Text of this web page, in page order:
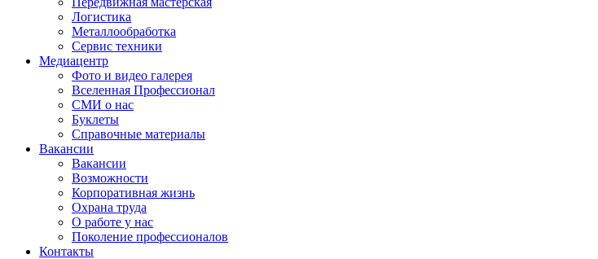
Логистика
Металлообработка
Сервис техники
Медиацентр
Фото и видео галерея
Вселенная Профессионал
СМИ о нас
Буклеты
Справочные материалы
Вакансии
Вакансии
Возможности
Корпоративная жизнь
Охрана труда
О работе у нас
Поколение профессионалов
Контакты